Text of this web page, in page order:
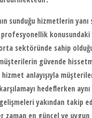
sunduğu hizmetlerin
konusundaki
sektöründe sahip
güvende
anlayışıyla
hedeflerken
yakından takip
zaman en güncel ve